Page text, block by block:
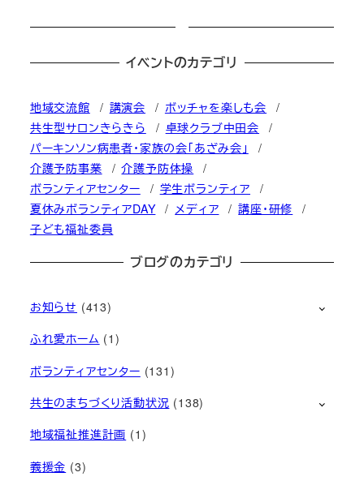
イベントのカテゴリ
地域交流館 講演会
ボッチャを楽しも会
共生型サロンきらきら
卓球クラブ中田会
パーキンソン病患者・家族の会「あざみ会」
介護予防事業
介護予防体操
ボランティアセンター
学生ボランティア
夏休みボランティアDAY
メディア
講座・研修
子ども福祉委員
ブログのカテゴリ
お知らせ (413)
ふれ愛ホーム (1)
ボランティアセンター (131)
共生のまちづくり活動状況 (138)
地域福祉推進計画 (1)
義援金 (3)